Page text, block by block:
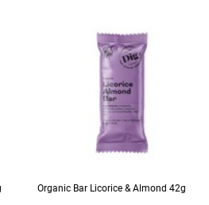
Organic Bar Licorice & Almond 42g